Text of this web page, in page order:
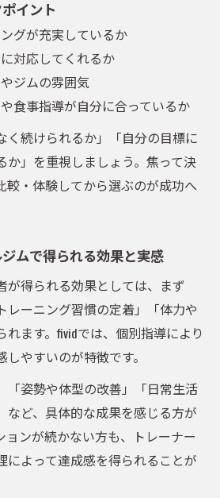
イント
グが充実しているか
対応してくれるか
ジムの雰囲気
食事指導が自分に合っているか
く続けられるか」「自分の目標に
か」を重視しましょう。焦って決
較・体験してから選ぶのが成功へ
ムで得られる効果と実感
が得られる効果としては、まず
レーニング習慣の定着」「体力や
ます。fividでは、個別指導により
やすいのが特徴です。
「姿勢や体型の改善」「日常生活
など、具体的な成果を感じる方が
ョンが続かない方も、トレーナー
によって達成感を得られることが